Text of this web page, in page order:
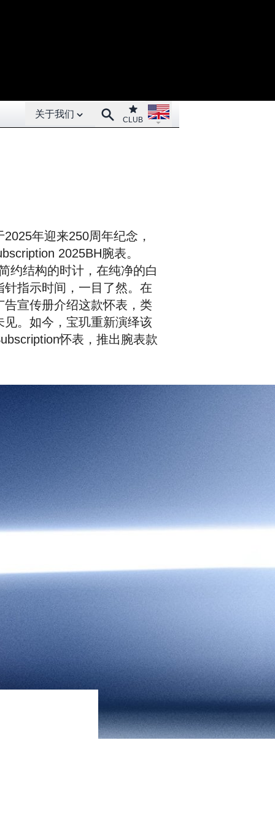
Open About menu
关于我们 SearchClub
CLUB
Open language menu
年迎来250周年纪念，
2025BH腕表。
约结构的时计，在纯净的白
指示时间，一目了然。在
宣传册介绍这款怀表，类
。如今，宝玑重新演绎该
怀表，推出腕表款